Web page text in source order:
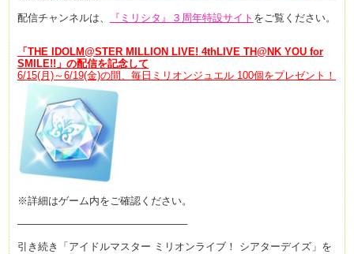
配信チャンネルは、 『ミリシタ』３周年特設サイト をご覧ください。
「 THE IDOLM@STER MILLION LIVE! 4thLIVE TH@NK YOU for
SMILE!! 」 の配信を記念して
6/15(月)～6/19(金)の間、毎日ミリオンジュエル 100個をプレゼント！
※詳細はゲーム内をご確認ください。
————————————————–
引き続き「アイドルマスター ミリオンライブ！ シアターデイズ」を